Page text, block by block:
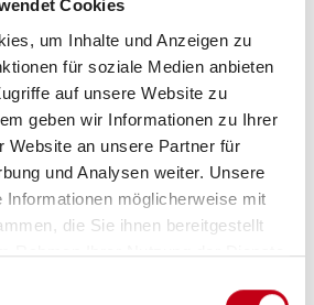
Cookies
um Inhalte und Anzeigen zu
für soziale Medien anbieten
auf unsere Website zu
geben wir Informationen zu Ihrer
Website an unsere Partner für
und Analysen weiter. Unsere
Informationen möglicherweise mit
die Sie ihnen bereitgestellt
Rahmen Ihrer Nutzung der Dienste